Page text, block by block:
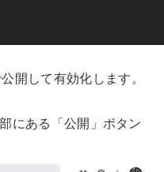
開して有効化します。
にある「公開」ボタン